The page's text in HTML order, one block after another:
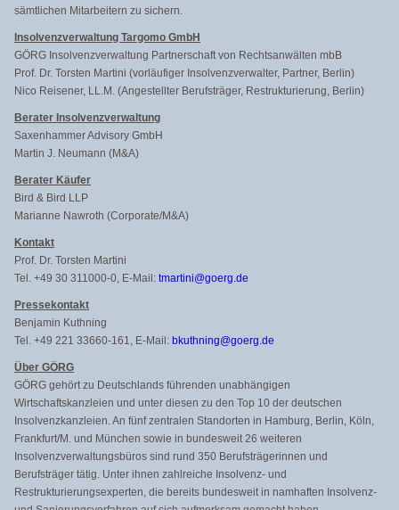
sämtlichen Mitarbeitern zu sichern.
Insolvenzverwaltung Targomo GmbH
GÖRG Insolvenzverwaltung Partnerschaft von Rechtsanwälten mbB
Prof. Dr. Torsten Martini (vorläufiger Insolvenzverwalter, Partner, Berlin)
Nico Reisener, LL.M. (Angestellter Berufsträger, Restrukturierung, Berlin)
Berater Insolvenzverwaltung
Saxenhammer Advisory GmbH
Martin J. Neumann (M&A)
Berater Käufer
Bird & Bird LLP
Marianne Nawroth (Corporate/M&A)
Kontakt
Prof. Dr. Torsten Martini
Tel. +49 30 311000-0, E-Mail: tmartini@goerg.de
Pressekontakt
Benjamin Kuthning
Tel. +49 221 33660-161, E-Mail: bkuthning@goerg.de
Über GÖRG
GÖRG gehört zu Deutschlands führenden unabhängigen
Wirtschaftskanzleien und unter diesen zu den Top 10 der deutschen
Insolvenzkanzleien. An fünf zentralen Standorten in Hamburg, Berlin, Köln,
Frankfurt/M. und München sowie in bundesweit 26 weiteren
Insolvenzverwaltungsbüros sind rund 350 Berufsträgerinnen und
Berufsträger tätig. Unter ihnen zahlreiche Insolvenz- und
Restrukturierungsexperten, die bereits bundesweit in namhaften Insolvenz-